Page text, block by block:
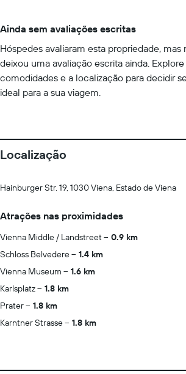
Ainda sem avaliações escritas
Hóspedes avaliaram esta propriedade,
deixou uma avaliação escrita ainda. Explore
comodidades e a localização para decidir
ideal para a sua viagem.
Localização
Hainburger Str. 19, 1030 Viena, Estado de Viena
Atrações nas proximidades
Vienna Middle / Landstreet
0.9 km
Schloss Belvedere
1.4 km
Vienna Museum
1.6 km
Karlsplatz
1.8 km
Prater
1.8 km
Karntner Strasse
1.8 km